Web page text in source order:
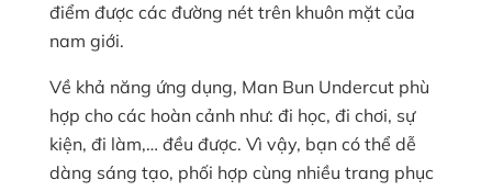
điểm được các đường nét trên khuôn mặt của
nam giới.
Về khả năng ứng dụng, Man Bun Undercut phù
hợp cho các hoàn cảnh như: đi học, đi chơi, sự
kiện, đi làm,… đều được. Vì vậy, bạn có thể dễ
dàng sáng tạo, phối hợp cùng nhiều trang phục